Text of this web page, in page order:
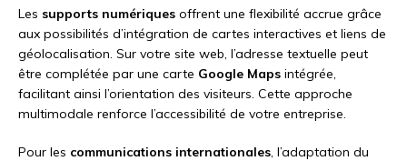
Les supports numériques offrent une flexibilité accrue grâce
aux possibilités d’intégration de cartes interactives et liens de
géolocalisation. Sur votre site web, l’adresse textuelle peut
être complétée par une carte Google Maps intégrée,
facilitant ainsi l’orientation des visiteurs. Cette approche
multimodale renforce l’accessibilité de votre entreprise.
Pour les communications internationales, l’adaptation du